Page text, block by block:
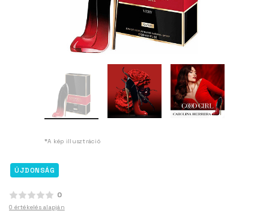
*A kép illusztráció
ÚJDONSÁG
0
0 értékelés alapján